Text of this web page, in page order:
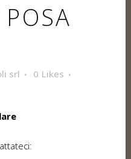
POSA
srl 0 Likes